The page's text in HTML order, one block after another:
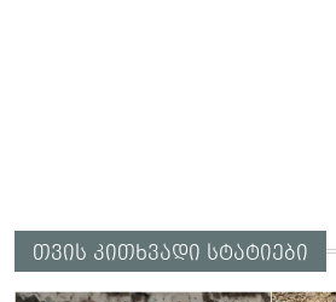
თვის კითხვადი სტატიები